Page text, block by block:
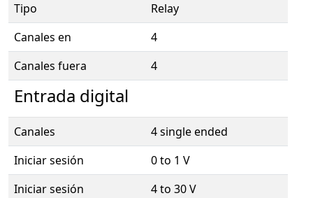
Tipo
Relay
Canales en
4
Canales fuera
4
Entrada digital
Canales
4 single ended
Iniciar sesión
0 to 1 V
Iniciar sesión
4 to 30 V